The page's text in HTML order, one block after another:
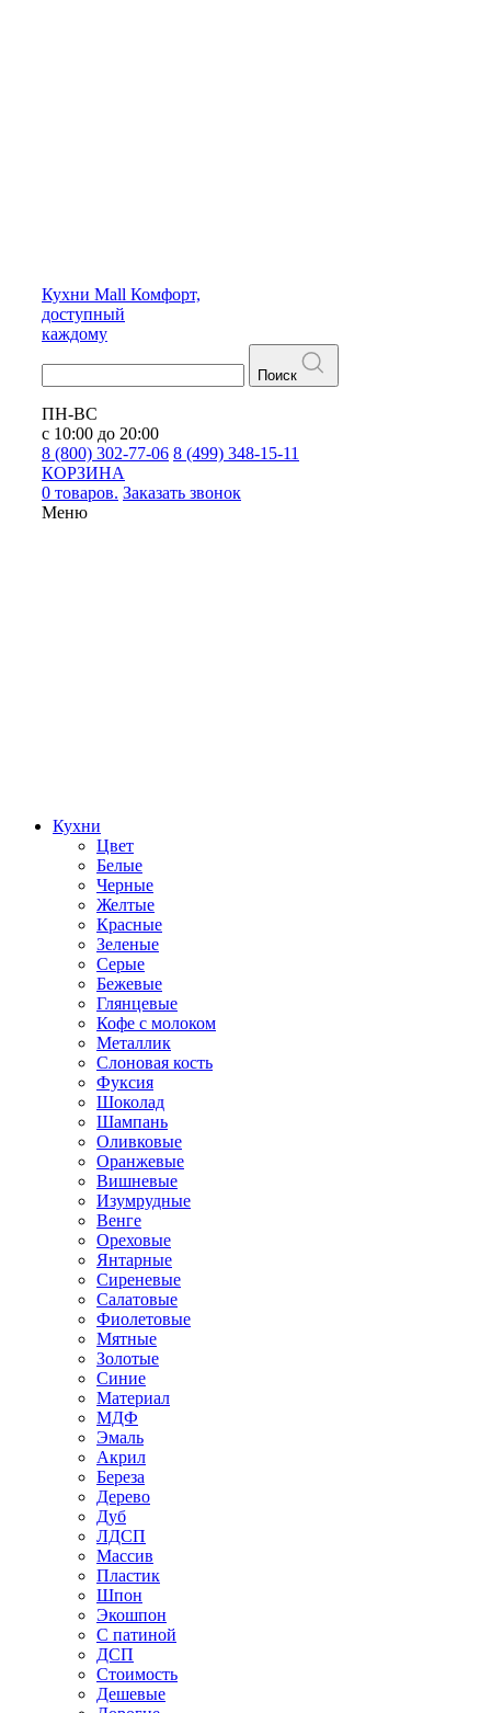
Кухни Mall Комфорт,
доступный
каждому
Поиск
ПН-ВС
с 10:00 до 20:00
8 (800) 302-77-06 8 (499) 348-15-11
КОРЗИНА
0 товаров. Заказать звонок
Меню
Кухни
Цвет
Белые
Черные
Желтые
Красные
Зеленые
Серые
Бежевые
Глянцевые
Кофе с молоком
Металлик
Слоновая кость
Фуксия
Шоколад
Шампань
Оливковые
Оранжевые
Вишневые
Изумрудные
Венге
Ореховые
Янтарные
Сиреневые
Салатовые
Фиолетовые
Мятные
Золотые
Синие
Материал
МДФ
Эмаль
Акрил
Береза
Дерево
Дуб
ЛДСП
Массив
Пластик
Шпон
Экошпон
С патиной
ДСП
Стоимость
Дешевые